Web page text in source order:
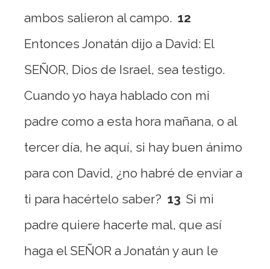
ambos salieron al campo. 12
Entonces Jonatán dijo a David: El
SEÑOR, Dios de Israel, sea testigo.
Cuando yo haya hablado con mi
padre como a esta hora mañana, o al
tercer día, he aquí, si hay buen ánimo
para con David, ¿no habré de enviar a
ti para hacértelo saber? 13 Si mi
padre quiere hacerte mal, que así
haga el SEÑOR a Jonatán y aun le